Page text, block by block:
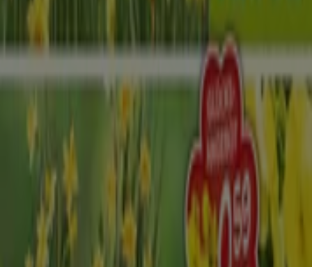
Informationen zu
zur Verfügung,
einschließlich der Öffnungszeiten, exklusiver Angebote
und der genauen Lage des Geschäfts inElbstraße 29
Darüber hinaus haben Sie Zugriff auf die neuesten
Blumen Risse
, in denen Sie die aktuellsten
Aktionen entdecken und von großen Rabatten auf
-Produkte für Ihre
Einkäufe inDresden
profitieren können.
Verpassen Sie nicht die Gelegenheit, das Geschäft von
Blumen Risse
Elbstraße 29
zu besuchen und ein
einzigartiges Einkaufserlebnis zu genießen. Erkunden Sie
die Angebote, die wir diesen
August
für Sie bereithalten,
und bleiben Sie über die besten Deals von
Blumen Risse
Dresden
informiert. Besuchen Sie uns und beginnen
Sie noch heute mit dem Sparen!